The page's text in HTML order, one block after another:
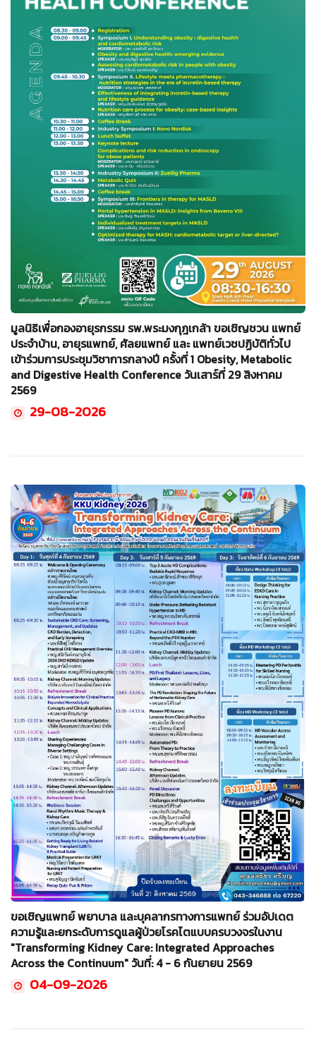
มูลนิธิเพื่อกองอายุรกรรม รพ.พระมงกุฎเกล้า ขอเชิญชวน แพทย์
ประจำบ้าน, อายุรแพทย์, ศัลยแพทย์ และ แพทย์เวชปฏิบัติทั่วไป
เข้าร่วมการประชุมวิชาการกลางปี ครั้งที่ 1 Obesity, Metabolic
and Digestive Health Conference วันเสาร์ที่ 29 สิงหาคม
2569
29-08-2026
ขอเชิญแพทย์ พยาบาล และบุคลากรทางการแพทย์ ร่วมอัปเดต
ความรู้และยกระดับการดูแลผู้ป่วยโรคไตแบบครบวงจรในงาน
"Transforming Kidney Care: Integrated Approaches
Across the Continuum" วันที่: 4 - 6 กันยายน 2569
04-09-2026